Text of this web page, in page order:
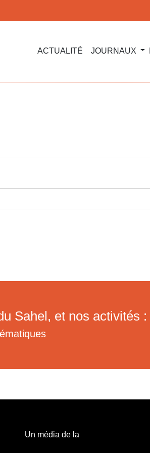
ACTUALITÉ JOURNAUX
Sahel, et nos activités :
Un média de la